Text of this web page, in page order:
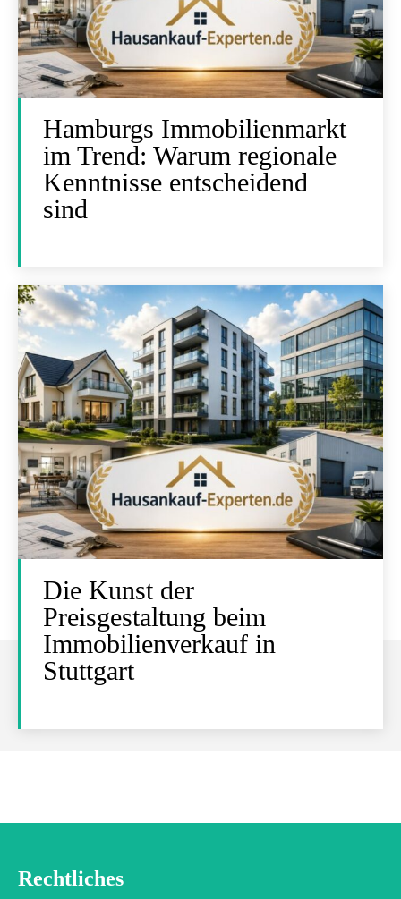
Hamburgs Immobilienmarkt
im Trend: Warum regionale
Kenntnisse entscheidend
sind
Die Kunst der
Preisgestaltung beim
Immobilienverkauf in
Stuttgart
Rechtliches